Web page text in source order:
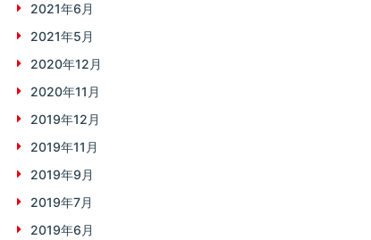
2021年6月
2021年5月
2020年12月
2020年11月
2019年12月
2019年11月
2019年9月
2019年7月
2019年6月